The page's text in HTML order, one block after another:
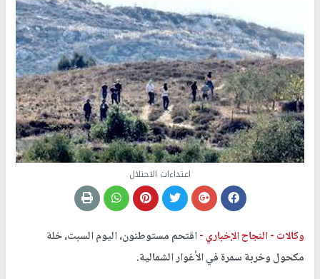
اعتداءات الاحتلال
وكالات -النجاح الإخباري -اقتحم مستوطنون، اليوم السبت، خلة
مكحول وخربة سمرة في الأغوار الشمالية.